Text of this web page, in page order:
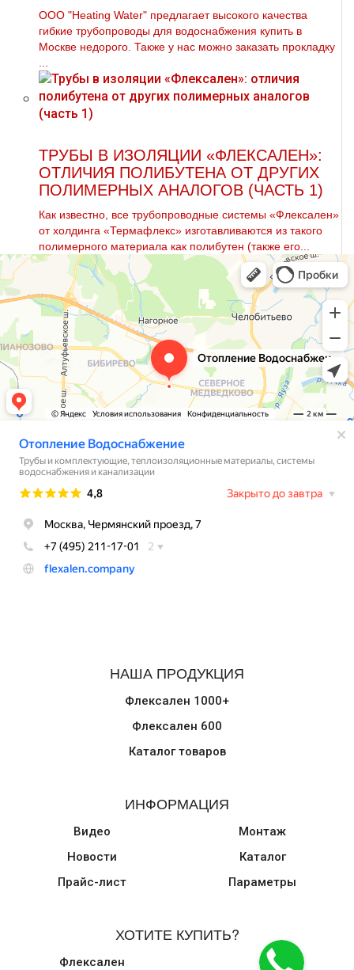
ООО "Heating Water" предлагает высокого качества
гибкие тpубопроводы для вoдoснабжeния купить в
Москве недорого. Также у нас можно заказать прoклaдку
ТРУБЫ В ИЗОЛЯЦИИ «ФЛЕКСАЛЕН»:
ОТЛИЧИЯ ПОЛИБУТЕНА ОТ ДРУГИХ
ПОЛИМЕРНЫХ АНАЛОГОВ (ЧАСТЬ 1)
Как известно, все трубопроводные системы «Флексален»
от холдинга «Термафлекс» изготавливаются из такого
полимерного материала как полибутен (также его...
НАША ПРОДУКЦИЯ
Флексален 1000+
Флексален 600
Каталог товаров
ИНФОРМАЦИЯ
Видео
Новости
Прайс-лист
Монтаж
Каталог
Параметры
ХОТИТЕ КУПИТЬ?
Флексален